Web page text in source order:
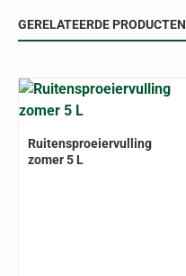
GERELATEERDE PRODUCTEN
Ruitensproeiervulling
zomer 5 L